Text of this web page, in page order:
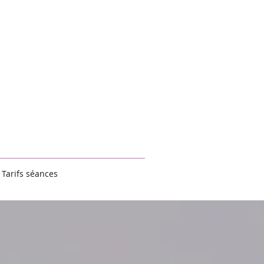
Tarifs séances